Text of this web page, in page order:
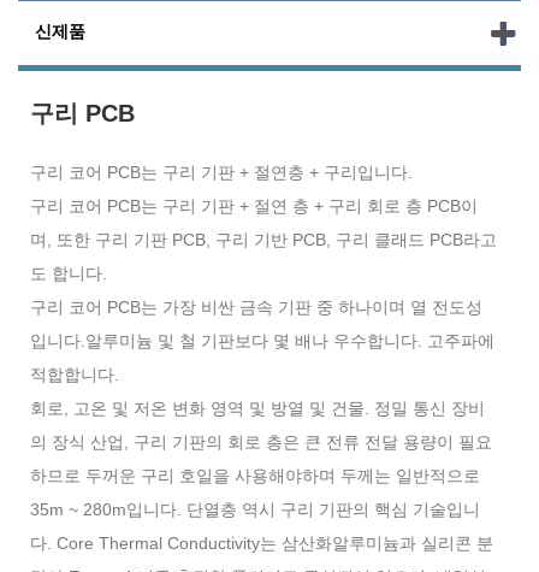
신제품
구리 PCB
구리 코어 PCB는 구리 기판 + 절연층 + 구리입니다.
구리 코어 PCB는 구리 기판 + 절연 층 + 구리 회로 층 PCB이
며, 또한 구리 기판 PCB, 구리 기반 PCB, 구리 클래드 PCB라고
도 합니다.
구리 코어 PCB는 가장 비싼 금속 기판 중 하나이며 열 전도성
입니다.알루미늄 및 철 기판보다 몇 배나 우수합니다. 고주파에
적합합니다.
회로, 고온 및 저온 변화 영역 및 방열 및 건물. 정밀 통신 장비
의 장식 산업, 구리 기판의 회로 층은 큰 전류 전달 용량이 필요
하므로 두꺼운 구리 호일을 사용해야하며 두께는 일반적으로
35m ~ 280m입니다. 단열층 역시 구리 기판의 핵심 기술입니
다. Core Thermal Conductivity는 삼산화알루미늄과 실리콘 분